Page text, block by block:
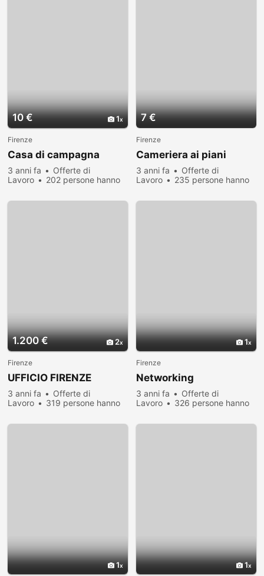
10 € 1
Firenze
Casa di campagna
3 anni fa
Offerte di
Lavoro
202 persone hanno
7 €
Firenze
Cameriera ai piani
3 anni fa
Offerte di
Lavoro
235 persone hanno
1.200 € 2
Firenze
UFFICIO FIRENZE
3 anni fa
Offerte di
Lavoro
319 persone hanno
1
Firenze
Networking
3 anni fa
Offerte di
Lavoro
326 persone hanno
1 1